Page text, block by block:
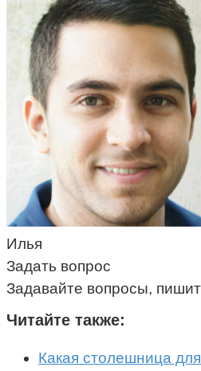
Илья
Задать вопрос
Задавайте вопросы,
Читайте также:
Какая столешница